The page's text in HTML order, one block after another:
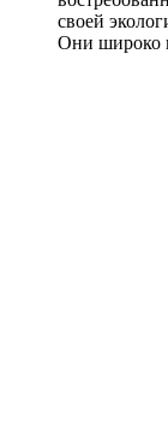
своей
Они широко